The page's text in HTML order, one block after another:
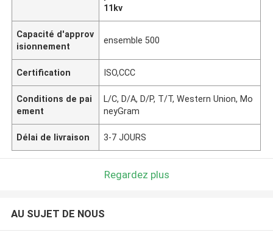
11kv
Capacité d'approv
isionnement
ensemble 500
Certification ISO,CCC
Conditions de pai
ement
L/C, D/A, D/P, T/T, Western Union, Mo
neyGram
Délai de livraison 3-7 JOURS
Regardez plus
AU SUJET DE NOUS